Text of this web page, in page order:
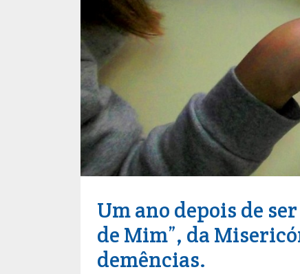
Um ano depois de
de Mim”, da
demências.